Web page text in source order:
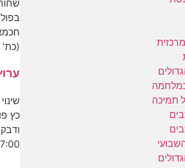
(כת'
ערוץ
כץ
- 07:45